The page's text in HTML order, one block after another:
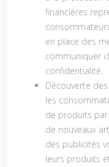
financières
en place des
communiquer
confidentialité.
Découverte
les
de produits
de nouveaux
des publicités
leurs produits